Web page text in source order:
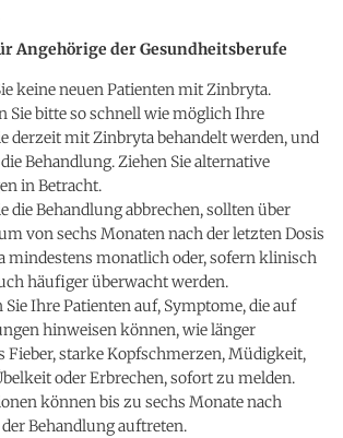
Angehörige der Gesundheitsberufe
keine neuen Patienten mit Zinbryta.
Sie bitte so schnell wie möglich Ihre
derzeit mit Zinbryta behandelt werden, und
Behandlung. Ziehen Sie alternative
in Betracht.
die Behandlung abbrechen, sollten über
von sechs Monaten nach der letzten Dosis
mindestens monatlich oder, sofern klinisch
häufiger überwacht werden.
Ihre Patienten auf, Symptome, die auf
hinweisen können, wie länger
Fieber, starke Kopfschmerzen, Müdigkeit,
oder Erbrechen, sofort zu melden.
können bis zu sechs Monate nach
Behandlung auftreten.